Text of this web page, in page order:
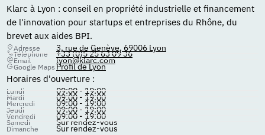
Klarc à Lyon : conseil en propriété industrielle et financement
de l'innovation pour startups et entreprises du Rhône, du
brevet aux aides BPI.
Adresse 3, rue de Genève, 69006 Lyon
Téléphone +33 (0)5 25 63 09 36
Email lyon@klarc.com
Google Maps Profil de Lyon
Horaires d'ouverture :
Lundi 09:00 - 19:00
Mardi 09:00 - 19:00
Mercredi 09:00 - 19:00
Jeudi 09:00 - 19:00
Vendredi 09:00 - 19:00
Samedi Sur rendez-vous
Dimanche Sur rendez-vous